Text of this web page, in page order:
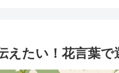
えたい！花言葉で